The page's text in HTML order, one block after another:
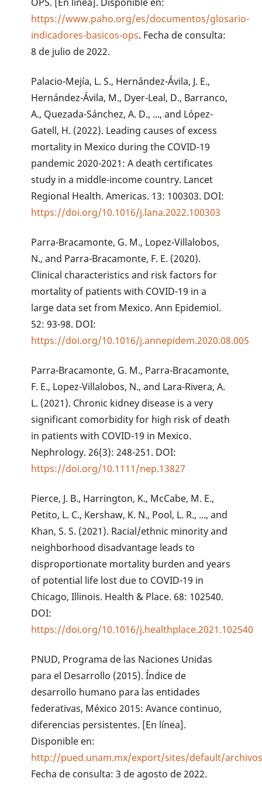
OPS. [En línea]. Disponible en:
https://www.paho.org/es/documentos/glosario-
indicadores-basicos-ops. Fecha de consulta:
8 de julio de 2022.
Palacio-Mejía, L. S., Hernández-Ávila, J. E.,
Hernández-Ávila, M., Dyer-Leal, D., Barranco,
A., Quezada-Sánchez, A. D., ..., and López-
Gatell, H. (2022). Leading causes of excess
mortality in Mexico during the COVID-19
pandemic 2020-2021: A death certificates
study in a middle-income country. Lancet
Regional Health. Americas. 13: 100303. DOI:
https://doi.org/10.1016/j.lana.2022.100303
Parra-Bracamonte, G. M., Lopez-Villalobos,
N., and Parra-Bracamonte, F. E. (2020).
Clinical characteristics and risk factors for
mortality of patients with COVID-19 in a
large data set from Mexico. Ann Epidemiol.
52: 93-98. DOI:
https://doi.org/10.1016/j.annepidem.2020.08.005
Parra-Bracamonte, G. M., Parra-Bracamonte,
F. E., Lopez-Villalobos, N., and Lara-Rivera, A.
L. (2021). Chronic kidney disease is a very
significant comorbidity for high risk of death
in patients with COVID-19 in Mexico.
Nephrology. 26(3): 248-251. DOI:
https://doi.org/10.1111/nep.13827
Pierce, J. B., Harrington, K., McCabe, M. E.,
Petito, L. C., Kershaw, K. N., Pool, L. R., ..., and
Khan, S. S. (2021). Racial/ethnic minority and
neighborhood disadvantage leads to
disproportionate mortality burden and years
of potential life lost due to COVID-19 in
Chicago, Illinois. Health & Place. 68: 102540.
DOI:
https://doi.org/10.1016/j.healthplace.2021.102540
PNUD, Programa de las Naciones Unidas
para el Desarrollo (2015). Índice de
desarrollo humano para las entidades
federativas, México 2015: Avance continuo,
diferencias persistentes. [En línea].
Disponible en:
http://pued.unam.mx/export/sites/default/
Fecha de consulta: 3 de agosto de 2022.